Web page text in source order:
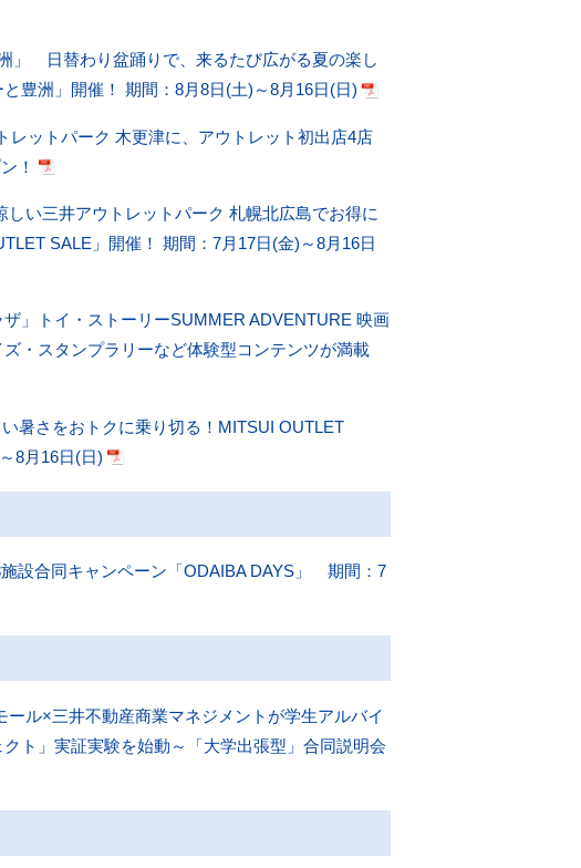
」 日替わり盆踊りで、来るたび広がる夏の楽し
豊洲」開催！ 期間：8月8日(土)～8月16日(日)
レットパーク 木更津に、アウトレット初出店4店
！
しい三井アウトレットパーク 札幌北広島でお得に
SALE」開催！ 期間：7月17日(金)～8月16日
」トイ・ストーリーSUMMER ADVENTURE 映画
・スタンプラリーなど体験型コンテンツが満載
暑さをおトクに乗り切る！MITSUI OUTLET
8月16日(日)
設合同キャンペーン「ODAIBA DAYS」 期間：7
ール×三井不動産商業マネジメントが学生アルバイ
ト」実証実験を始動～「大学出張型」合同説明会